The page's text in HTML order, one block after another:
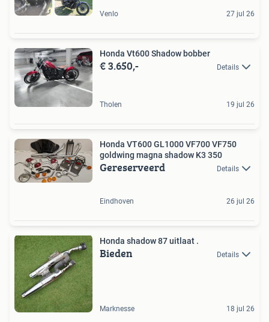
Venlo 27 jul 26
Honda Vt600 Shadow bobber
€ 3.650,- Details
Tholen 19 jul 26
Honda VT600 GL1000 VF700 VF750
goldwing magna shadow K3 350
Gereserveerd Details
Eindhoven 26 jul 26
Honda shadow 87 uitlaat .
Bieden Details
Marknesse 18 jul 26